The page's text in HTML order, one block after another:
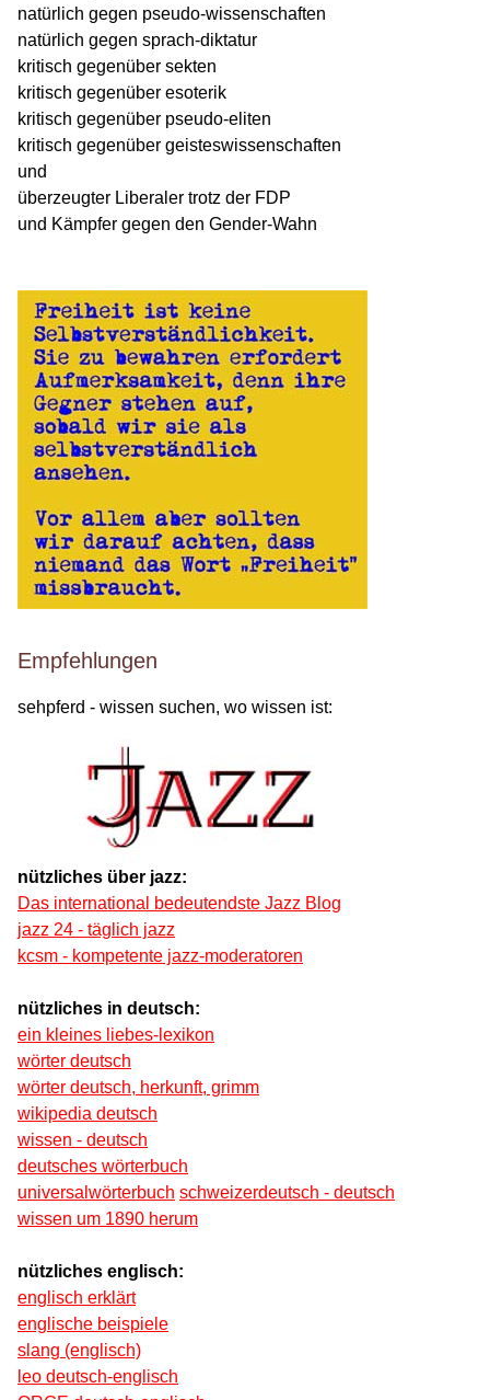
natürlich gegen pseudo-wissenschaften
natürlich gegen sprach-diktatur
kritisch gegenüber sekten
kritisch gegenüber esoterik
kritisch gegenüber pseudo-eliten
kritisch gegenüber geisteswissenschaften
und
überzeugter Liberaler trotz der FDP
und Kämpfer gegen den Gender-Wahn
Empfehlungen
sehpferd - wissen suchen, wo wissen ist:
nützliches über jazz:
Das international bedeutendste Jazz Blog
jazz 24 - täglich jazz
kcsm - kompetente jazz-moderatoren
nützliches in deutsch:
ein kleines liebes-lexikon
wörter deutsch
wörter deutsch, herkunft, grimm
wikipedia deutsch
wissen - deutsch
deutsches wörterbuch
universalwörterbuch schweizerdeutsch - deutsch
wissen um 1890 herum
nützliches englisch:
englisch erklärt
englische beispiele
slang (englisch)
leo deutsch-englisch